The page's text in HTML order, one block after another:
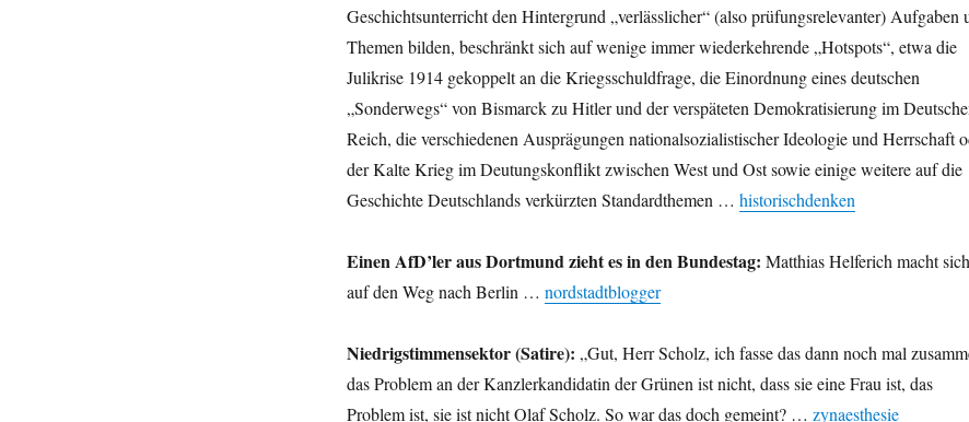
Geschichtsunterricht den Hintergrund „verlässlicher“ (also prüfungsrelevanter) Aufgaben
Themen bilden, beschränkt sich auf wenige immer wiederkehrende „Hotspots“, etwa die
Julikrise 1914 gekoppelt an die Kriegsschuldfrage, die Einordnung eines deutschen
„Sonderwegs“ von Bismarck zu Hitler und der verspäteten Demokratisierung im
Reich, die verschiedenen Ausprägungen nationalsozialistischer Ideologie und Herrschaft
der Kalte Krieg im Deutungskonflikt zwischen West und Ost sowie einige weitere auf die
Geschichte Deutschlands verkürzten Standardthemen … historischdenken
Einen AfD’ler aus Dortmund zieht es in den Bundestag: Matthias Helferich macht sich
auf den Weg nach Berlin … nordstadtblogger
Niedrigstimmensektor (Satire): „Gut, Herr Scholz, ich fasse das dann noch mal
das Problem an der Kanzlerkandidatin der Grünen ist nicht, dass sie eine Frau ist, das
Problem ist, sie ist nicht Olaf Scholz. So war das doch gemeint? … zynaesthesie
Wissenschaftler